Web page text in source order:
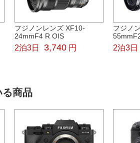
フジノンレンズ XF10-
24mmF4 R OIS
2泊3日 3,740 円
フジノ
2泊3日
る商品